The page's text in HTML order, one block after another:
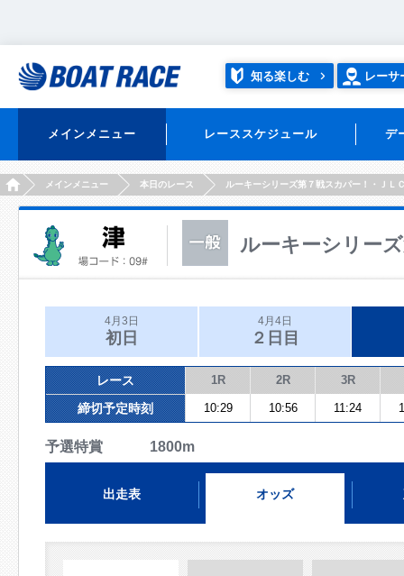
知る楽しむ レーサ
メインメニュー レーススケジュール デ
HOMEメインメニュー 本日のレース ルーキーシリーズ第７戦スカパー！・ＪＬ
ルーキーシリー
4月3日
初日
4月4日
２日目
レース 1R 2R 3R
締切予定時刻 10:29 10:56 11:24
予選特賞 1800m
出走表 オッズ